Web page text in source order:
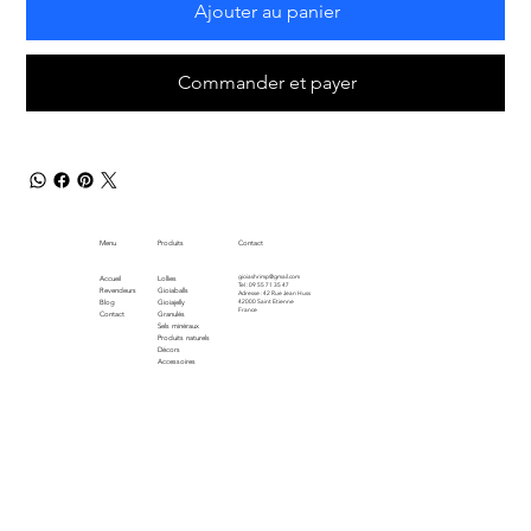
Ajouter au panier
Commander et payer
Menu
Accueil
Revendeurs
Blog
Contact
Produits
Lollies
Gioiaballs
Gioiajelly
Granulés
Sels minéraux
Produits naturels
Décors
Accessoires
gioiashrimp@gmail.com
Tel : 09 55 71 35 47
Adresse : 42 Rue Jean Huss
42000 Saint Etienne
France
Contact